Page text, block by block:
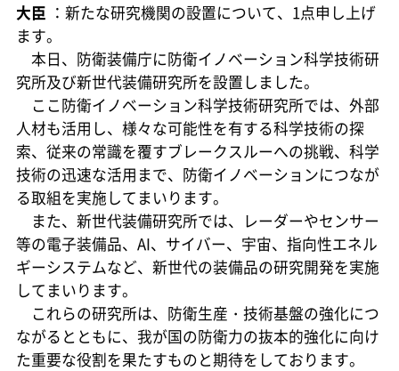
大臣 ：新たな研究機関の設置について、1点申し上げ
ます。
本日、防衛装備庁に防衛イノベーション科学技術研
究所及び新世代装備研究所を設置しました。
ここ防衛イノベーション科学技術研究所では、外部
人材も活用し、様々な可能性を有する科学技術の探
索、従来の常識を覆すブレークスルーへの挑戦、科学
技術の迅速な活用まで、防衛イノベーションにつなが
る取組を実施してまいります。
また、新世代装備研究所では、レーダーやセンサー
等の電子装備品、AI、サイバー、宇宙、指向性エネル
ギーシステムなど、新世代の装備品の研究開発を実施
してまいります。
これらの研究所は、防衛生産・技術基盤の強化につ
ながるとともに、我が国の防衛力の抜本的強化に向け
た重要な役割を果たすものと期待をしております。